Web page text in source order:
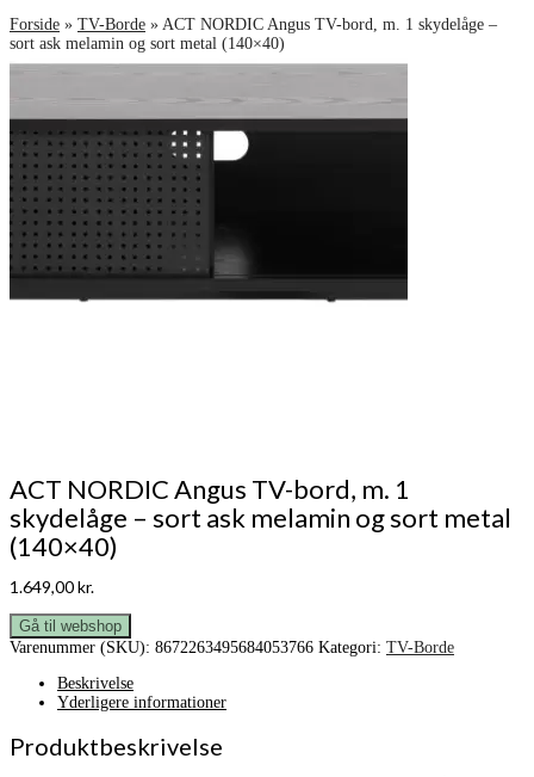
Forside » TV-Borde » ACT NORDIC Angus TV-bord, m. 1 skydelåge –
sort ask melamin og sort metal (140×40)
ACT NORDIC Angus TV-bord, m. 1
skydelåge – sort ask melamin og sort metal
(140×40)
1.649,00kr.
Gå til webshop
Varenummer (SKU): 8672263495684053766 Kategori: TV-Borde
Beskrivelse
Yderligere informationer
Produktbeskrivelse